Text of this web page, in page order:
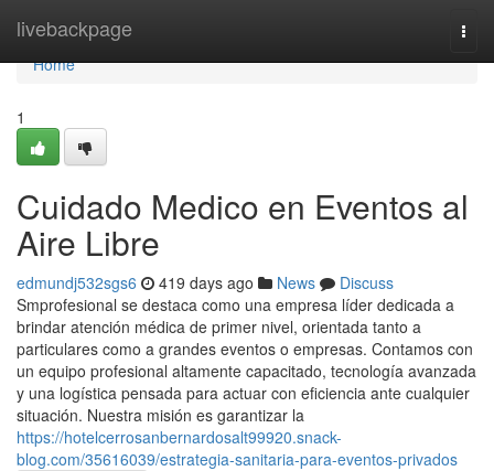
livebackpage
Home
Home
1
Cuidado Medico en Eventos al
Aire Libre
edmundj532sgs6 419 days ago News
Discuss
Smprofesional se destaca como una empresa líder dedicada a
brindar atención médica de primer nivel, orientada tanto a
particulares como a grandes eventos o empresas. Contamos con
un equipo profesional altamente capacitado, tecnología avanzada
y una logística pensada para actuar con eficiencia ante cualquier
situación. Nuestra misión es garantizar la
https://hotelcerrosanbernardosalt99920.snack-
blog.com/35616039/estrategia-sanitaria-para-eventos-privados